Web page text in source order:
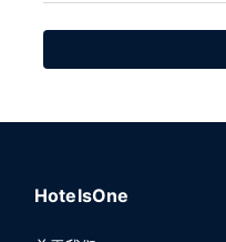
HotelsOne